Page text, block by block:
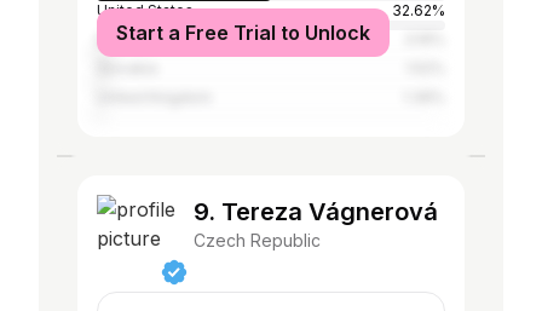
United States
32.62%
ItalyStart a Free Trial to Unlock
9. Tereza Vágnerová
Czech Republic